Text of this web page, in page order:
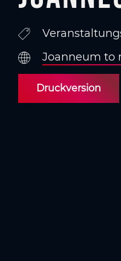
Joanneum to
Druckversion